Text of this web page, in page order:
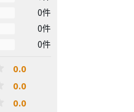
0件
0件
0件
0.0
0.0
0.0